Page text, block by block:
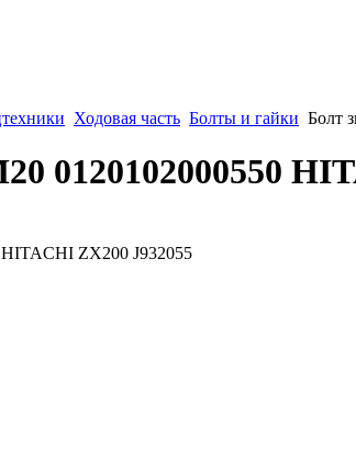
Ходовая часть Болты и гайки Болт
0120102000550
HITACHI ZX200 J932055